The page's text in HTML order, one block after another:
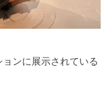
ンに展示されている